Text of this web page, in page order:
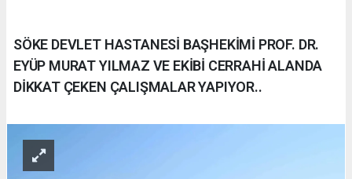
SÖKE DEVLET HASTANESİ BAŞHEKİMİ PROF. DR.
EYÜP MURAT YILMAZ VE EKİBİ CERRAHİ ALANDA
DİKKAT ÇEKEN ÇALIŞMALAR YAPIYOR..